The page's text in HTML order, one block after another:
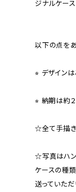
ジナルケー
以下の点を
⭐︎ デザイン
⭐︎ 納期は約
☆全て手描
☆写真はハン
ケースの種
送っていた